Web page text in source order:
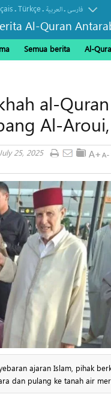
.Türkçe. العربیة.فارسی
Al-Quran
Semua berita Al-
al-
Al-
25, 2025
ajaran Islam, pihak
dan pulang ke tanah air